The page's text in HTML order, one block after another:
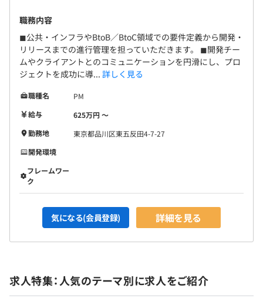
職務内容
◼︎公共・インフラやBtoB／BtoC領域での要件定義から開発・
リリースまでの進行管理を担っていただきます。 ◼︎開発チー
ムやクライアントとのコミュニケーションを円滑にし、プロ
ジェクトを成功に導... 詳しく見る
職種名
PM
給与
625万円 〜
勤務地
東京都品川区東五反田4-7-27
開発環境
フレームワー
ク
気になる(会員登録) 詳細を見る
求人特集：人気のテーマ別に求人をご紹介